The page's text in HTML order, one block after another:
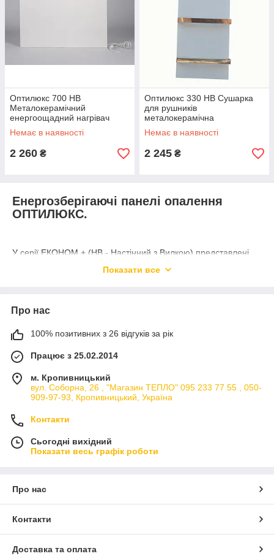
Оптилюкс 700 НВ
Металокерамічний
енергоощадний нагрівач
Немає в наявності
2 260 ₴
Оптилюкс 330 НВ Сушарка
для рушників
металокерамічна
енергоощадна
Немає в наявності
2 245 ₴
Енергозберігаючі панелі опалення
ОПТИЛЮКС.
У серії ЕКОНОМ + (НВ - Настінний з Вилкою) представлені
кабелем та вилкою, але не мають вбудованого
підключенням через терморегулятор, який регулює
температуру приміщення і, при досягненні заданої
температури, відключає панель обігріву від електромережі.
Таким чином, виключається перевитрата електроенергії.
(Користувачі самостійно виставляють, при якій температурі
приміщення, терморегулятор відключить панель).
Також їх можна використовувати з РОЗЕТКОВИМ
терморегулятором в якості додаткового або основного
опалення.
Показати все
Про нас
100% позитивних з 26 відгуків за рік
Працює з 25.02.2014
м. Кропивницький
вул. Соборна, 26 , "Магазин ТЕПЛО" 095 233 77 55 , 050-
909-97-93, Кропивницький, Україна
Контакти
Сьогодні вихідний
Показати весь графік роботи
Про нас
Контакти
Доставка та оплата